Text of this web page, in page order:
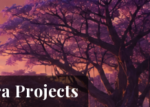
Projects